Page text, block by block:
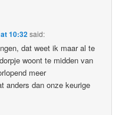
10:32said:
dat weet ik maar al te
woont te midden van
meer
anders dan onze keurige